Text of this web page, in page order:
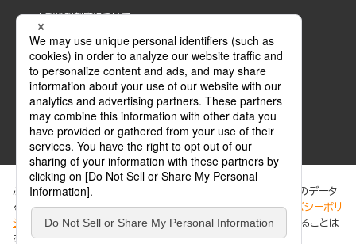
内部通報制度について
ABJマークは、この電子書店・電子書籍配信サービスが、著作権者からコンテンツ使用許諾を
ぶんか社が運営するサイトでは、利便性向上のためにCookie等のデータ
を使用しています。 当社のCookieについての詳細は、「プライバシーポリ
シー
」をご覧ください。当サイトでは、訪問者の個人情報を追跡することは
ありません。